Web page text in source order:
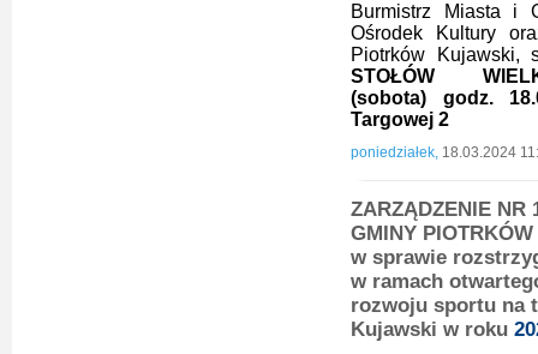
Burmistrz Miasta i
Ośrodek Kultury
Piotrków
STOŁÓW
(sobota) godz.
Targowej 2
poniedziałek, 18.03.2024
ZARZĄDZENIE NR
GMINY
w sprawie
w ramach
rozwoju sportu na
Kujawski w roku